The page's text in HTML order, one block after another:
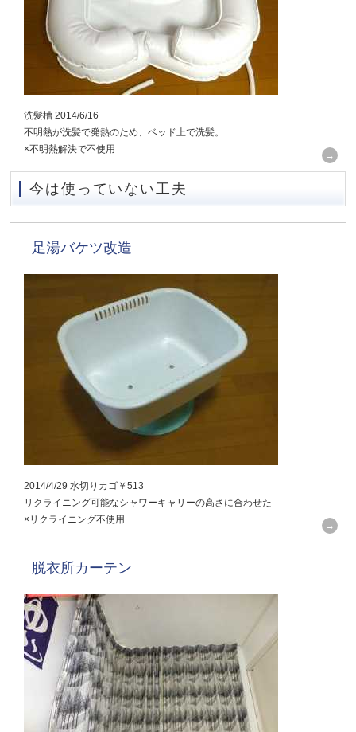
洗髪槽 2014/6/16
不明熱が洗髪で発熱のため、ベッド上で洗髪。
×不明熱解決で不使用
今は使っていない工夫
足湯バケツ改造
2014/4/29 水切りカゴ￥513
リクライニング可能なシャワーキャリーの高さに合わせた
×リクライニング不使用
脱衣所カーテン